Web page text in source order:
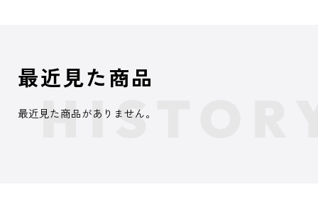
最近見た商品
最近見た商品がありません。